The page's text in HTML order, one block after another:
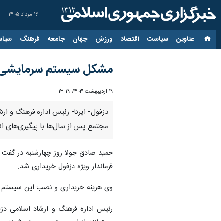
۱۶ مرداد ۱۴۰۵
عناوین‌ سیاست اقتصاد ورزش جهان جامعه فرهنگ
مشکل سیستم
۱۹ اردیبهشت ۱۴۰۳، ۱۳:۱۹